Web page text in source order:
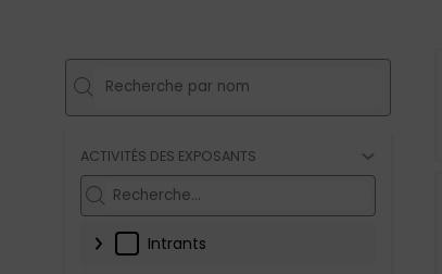
ACTIVITÉS DES EXPOSANTS
Intrants